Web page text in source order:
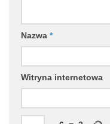
Nazwa *
Witryna internetowa